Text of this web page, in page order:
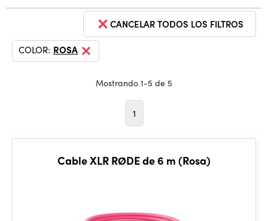
CANCELAR TODOS LOS FILTROS
COLOR: ROSA
Mostrando 1-5 de 5
1
Cable XLR RØDE de 6 m (Rosa)